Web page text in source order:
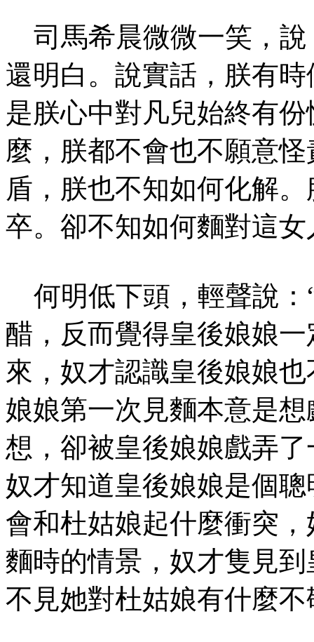
司馬希晨微微一笑，說
還明白。說實話，朕有
是朕心中對凡兒始終有
麼，朕都不會也不願意
盾，朕也不知如何化解
卒。卻不知如何麵對這
何明低下頭，輕聲說：
醋，反而覺得皇後娘娘
來，奴才認識皇後娘娘
娘娘第一次見麵本意是
想，卻被皇後娘娘戲弄
奴才知道皇後娘娘是個
會和杜姑娘起什麼衝突
麵時的情景，奴才隻見
不見她對杜姑娘有什麼不